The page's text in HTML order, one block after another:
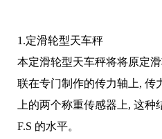
1.定滑轮型天车秤
本定滑轮型天车秤将将原定
联在专门制作的传力轴上, 传
上的两个称重传感器上, 这
F.S 的水平。